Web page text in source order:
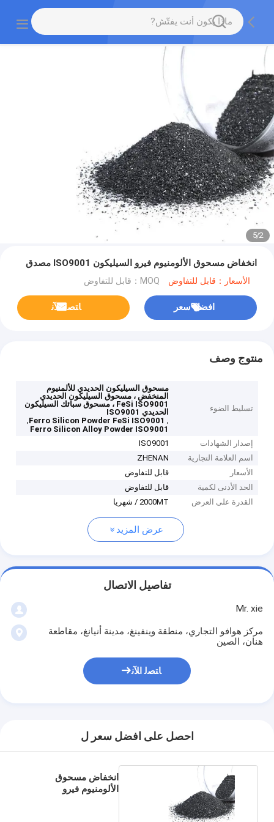
2
/
5
انخفاض مسحوق الألومنيوم فيرو السيليكون ISO9001 مصدق
الأسعار：قابل للتفاوض MOQ：قابل للتفاوض
افضل سعر ﺎﺘﺼﻟ ﺍﻶﻧ
منتوج وصف
تسليط الضوء
مسحوق السيليكون الحديدي للألمنيوم
المنخفض ، مسحوق السيليكون الحديدي
FeSi ISO9001 ، مسحوق سبائك السيليكون
الحديدي ISO9001
,
Ferro Silicon Powder FeSi ISO9001
,
Ferro Silicon Alloy Powder ISO9001
إصدار الشهادات
ISO9001
اسم العلامة التجارية
ZHENAN
الأسعار
قابل للتفاوض
الحد الأدنى لكمية
قابل للتفاوض
القدرة على العرض
2000MT / شهريا
عرض المزيد
تفاصيل الاتصال
Mr. xie
مركز هوافو التجاري، منطقة وينفينغ، مدينة أنيانغ، مقاطعة
هنان، الصين
ﺎﺘﺼﻟ ﺍﻶﻧ
احصل على افضل سعر ل
انخفاض مسحوق
الألومنيوم فيرو